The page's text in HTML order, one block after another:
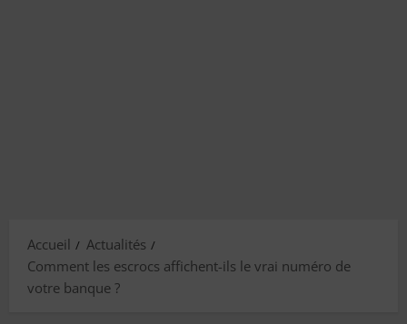
Accueil
Actualités
Comment les escrocs affichent-ils le vrai numéro de
votre banque ?